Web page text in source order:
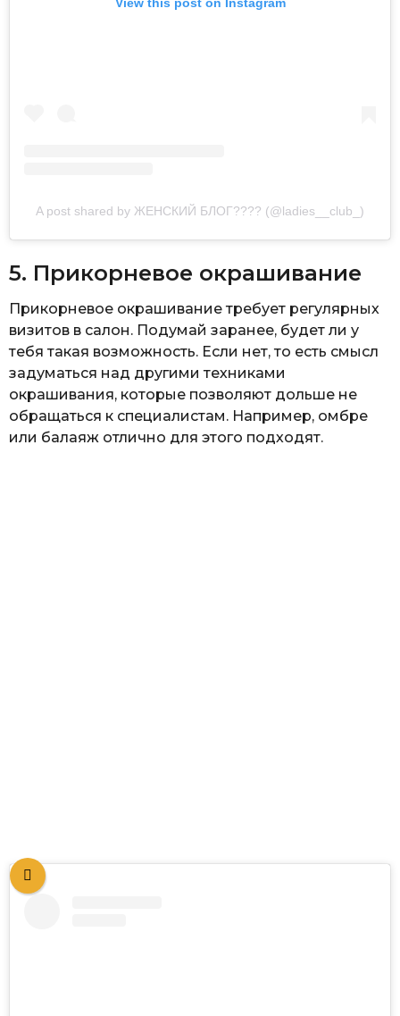
A post shared by ЖЕНСКИЙ БЛОГ???? (@ladies__club_)
5. Прикорневое окрашивание
Прикорневое окрашивание требует регулярных
визитов в салон. Подумай заранее, будет ли у
тебя такая возможность. Если нет, то есть смысл
задуматься над другими техниками
окрашивания, которые позволяют дольше не
обращаться к специалистам. Например, омбре
или балаяж отлично для этого подходят.